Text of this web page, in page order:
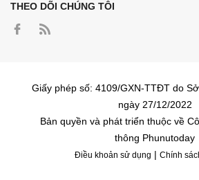
THEO DÕI CHÚNG TÔI
Giấy phép số: 4109/GXN-TTĐT do
ngày 27/12/2022
Bản quyền và phát triển thuộc về
thông Phunutoday
Điều khoản sử dụng | Chính